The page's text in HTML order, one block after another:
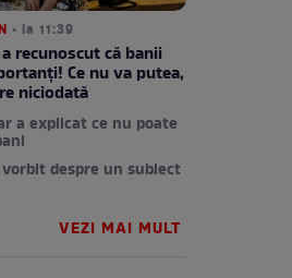
• la 11:39
recunoscut că banii
Ce nu va putea,
niciodată
a explicat ce nu poate
despre un subiect
VEZI MAI MULT